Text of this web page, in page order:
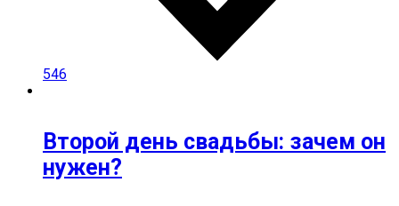
546
Второй день свадьбы: зачем он
нужен?